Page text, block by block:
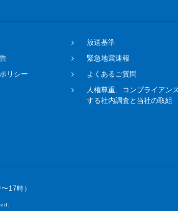
放送基準
緊急地震速報
リシー
よくあるご質問
人権尊重、コンプライアン
する社内調査と当社の取組
17時）